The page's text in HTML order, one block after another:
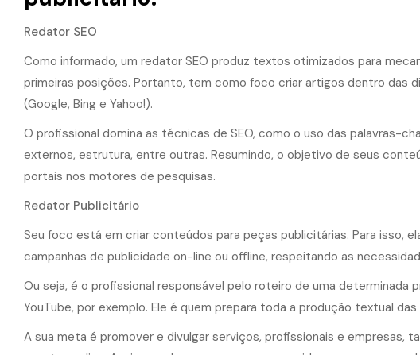
Redator SEO
Como informado, um redator SEO produz textos otimizados para
primeiras posições. Portanto, tem como foco criar artigos dentro das
(Google, Bing e Yahoo!).
O profissional domina as técnicas de SEO, como o uso das palavras-
externos, estrutura, entre outras. Resumindo, o objetivo de seus
portais nos motores de pesquisas.
Redator Publicitário
Seu foco está em criar conteúdos para peças publicitárias. Para isso,
campanhas de publicidade on-line ou offline, respeitando as
Ou seja, é o profissional responsável pelo roteiro de uma determinada
YouTube, por exemplo. Ele é quem prepara toda a produção textual
A sua meta é promover e divulgar serviços, profissionais e empresas,